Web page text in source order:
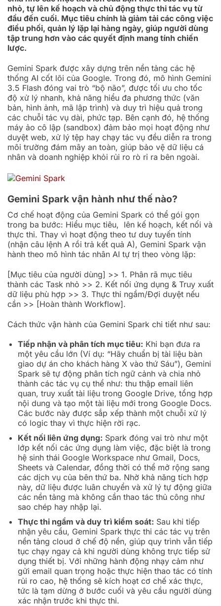
nhỏ, tự lên kế hoạch và chủ động thực thi tác vụ từ
đầu đến cuối. Mục tiêu chính là giảm tải các công việc
điều phối, quản lý lặp lại hàng ngày, giúp người dùng
tập trung hơn vào các quyết định mang tính chiến
lược.
Gemini Spark được xây dựng trên nền tảng các hệ
thống AI cốt lõi của Google. Trong đó, mô hình Gemini
3.5 Flash đóng vai trò “bộ não”, được tối ưu cho tốc
độ xử lý nhanh, khả năng hiểu đa phương thức (văn
bản, hình ảnh, mã lập trình) và duy trì hiệu quả trong
các chuỗi tác vụ dài, phức tạp. Bên cạnh đó, hệ thống
máy ảo cô lập (sandbox) đảm bảo mọi hoạt động như
duyệt web, xử lý tệp hay chạy tác vụ đều diễn ra trong
môi trường đám mây an toàn, giúp bảo vệ dữ liệu cá
nhân và doanh nghiệp khỏi rủi ro rò rỉ ra bên ngoài.
Gemini Spark vận hành như thế nào?
Cơ chế hoạt động của Gemini Spark có thể gói gọn
trong ba bước: Hiểu mục tiêu, lên kế hoạch, kết nối và
thực thi. Thay vì hoạt động theo tư duy tuyến tính
(nhận câu lệnh A rồi trả kết quả A), Gemini Spark vận
hành theo mô hình tác nhân AI tự trị theo vòng lặp:
[Mục tiêu của người dùng] >> 1. Phân rã mục tiêu
thành các Task nhỏ >> 2. Kết nối ứng dụng & Truy xuất
dữ liệu phù hợp >> 3. Thực thi ngầm/Đợi duyệt nếu
cần >> [Hoàn thành Workflow].
Cách thức vận hành của Gemini Spark chi tiết như sau:
Tiếp nhận và phân tích mục tiêu: Khi bạn đưa ra
một yêu cầu lớn (Ví dụ: “Hãy chuẩn bị tài liệu bàn
giao dự án cho khách hàng X vào thứ Sáu”), Gemini
Spark sẽ tự động phân tích ngữ cảnh và chia nhỏ
thành các tác vụ cụ thể như: thu thập email liên
quan, truy xuất tài liệu trong Google Drive, tổng hợp
nội dung và tạo một tài liệu mới trong Google Docs.
Các bước này được sắp xếp thành một chuỗi xử lý
có logic thay vì thực hiện rời rạc.
Kết nối liên ứng dụng: Spark đóng vai trò như một
lớp kết nối các ứng dụng làm việc, đặc biệt là trong
hệ sinh thái Google Workspace như Gmail, Docs,
Sheets và Calendar, đồng thời có thể mở rộng sang
các dịch vụ của bên thứ ba. Nhờ khả năng tích hợp
này, dữ liệu được luân chuyển và xử lý tự động giữa
các nền tảng mà không cần thao tác thủ công như
sao chép hay nhập lại.
Thực thi ngầm và duy trì kiểm soát: Sau khi tiếp
nhận yêu cầu, Gemini Spark thực thi các tác vụ trên
nền tảng cloud ở chế độ nền, giúp quy trình vẫn tiếp
tục chạy ngay cả khi người dùng không trực tiếp sử
dụng thiết bị. Với những hành động nhạy cảm như
gửi email quan trọng hoặc thực hiện thao tác có tính
rủi ro cao, hệ thống sẽ kích hoạt cơ chế xác thực,
tức là tạm dừng ở bước cuối và yêu cầu người dùng
xác nhận trước khi thực thi.